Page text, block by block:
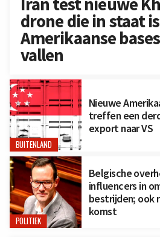
drone die in staat
Amerikaanse
vallen
BUITENLAND
Nieuwe
treffen een
export naar VS
POLITIEK
Belgische
influencers in
bestrijden; ook
komst